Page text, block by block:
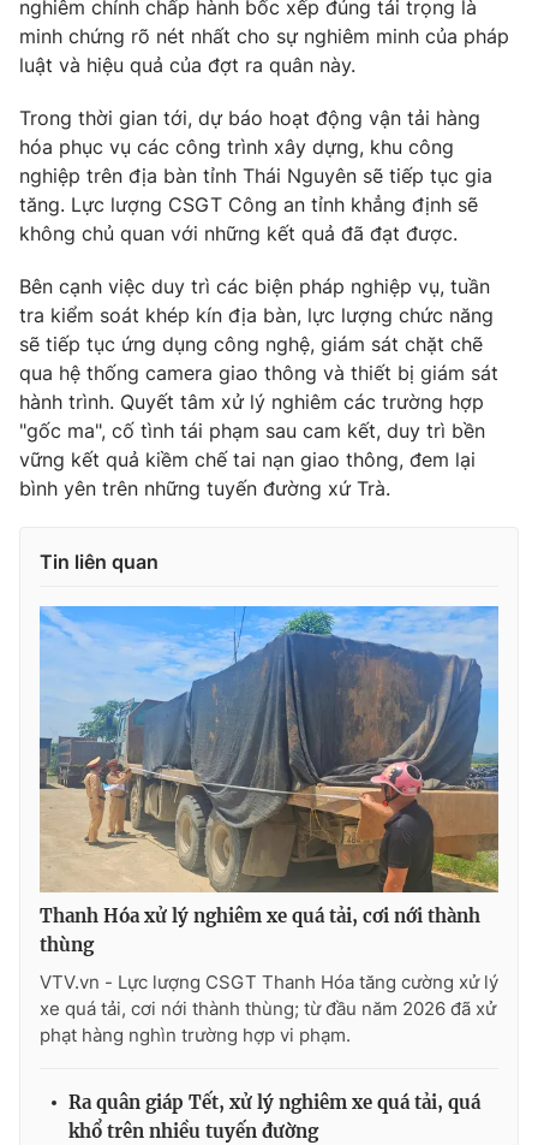
nghiêm chỉnh chấp hành bốc xếp đúng tải trọng là
minh chứng rõ nét nhất cho sự nghiêm minh của pháp
luật và hiệu quả của đợt ra quân này.
Trong thời gian tới, dự báo hoạt động vận tải hàng
hóa phục vụ các công trình xây dựng, khu công
nghiệp trên địa bàn tỉnh Thái Nguyên sẽ tiếp tục gia
tăng. Lực lượng CSGT Công an tỉnh khẳng định sẽ
không chủ quan với những kết quả đã đạt được.
Bên cạnh việc duy trì các biện pháp nghiệp vụ, tuần
tra kiểm soát khép kín địa bàn, lực lượng chức năng
sẽ tiếp tục ứng dụng công nghệ, giám sát chặt chẽ
qua hệ thống camera giao thông và thiết bị giám sát
hành trình. Quyết tâm xử lý nghiêm các trường hợp
"gốc ma", cố tình tái phạm sau cam kết, duy trì bền
vững kết quả kiềm chế tai nạn giao thông, đem lại
bình yên trên những tuyến đường xứ Trà.
Tin liên quan
Thanh Hóa xử lý nghiêm xe quá tải, cơi nới thành
thùng
VTV.vn - Lực lượng CSGT Thanh Hóa tăng cường xử lý
xe quá tải, cơi nới thành thùng; từ đầu năm 2026 đã xử
phạt hàng nghìn trường hợp vi phạm.
Ra quân giáp Tết, xử lý nghiêm xe quá tải, quá
khổ trên nhiều tuyến đường